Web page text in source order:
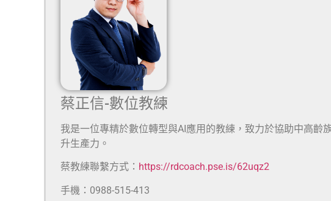
蔡正信-數位教練
我是一位專精於數位轉型與AI應用的教練，致力於協助中高齡
升生產力。
蔡教練聯繫方式： https://rdcoach.pse.is/62uqz2
手機：0988-515-413